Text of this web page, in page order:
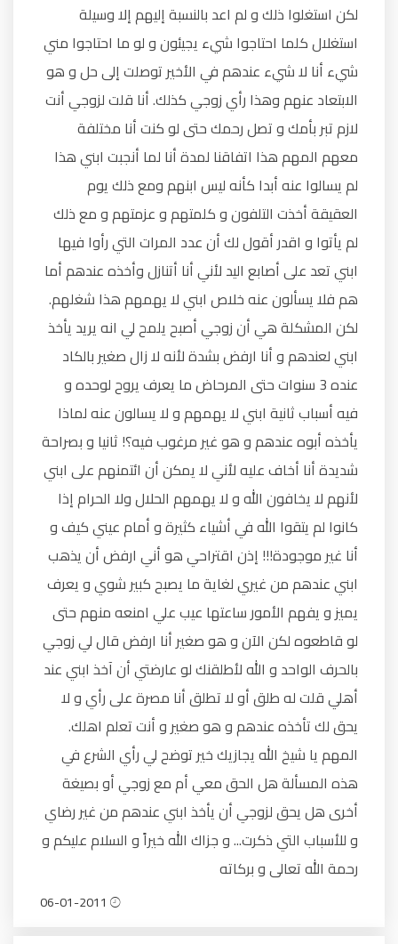
لكن استغلوا ذلك و لم اعد بالنسبة إليهم إلا وسيلة
استغلال كلما احتاجوا شيء يجيئون و لو ما احتاجوا مني
شيء أنا لا شيء عندهم في الأخير توصلت إلى حل و هو
الابتعاد عنهم وهذا رأي زوجي كذلك. أنا قلت لزوجي أنت
لازم تبر بأمك و تصل رحمك حتى لو كنت أنا مختلفة
معهم المهم هذا اتفاقنا لمدة أنا لما أنجبت ابني هذا
لم يسالوا عنه أبدا كأنه ليس ابنهم ومع ذلك يوم
العقيقة أخذت التلفون و كلمتهم و عزمتهم و مع ذلك
لم يأتوا و اقدر أقول لك أن عدد المرات التي رأوا فيها
ابني تعد على أصابع اليد لأني أنا أتنازل وأخذه عندهم أما
هم فلا يسألون عنه خلاص ابني لا يهمهم هذا شغلهم.
لكن المشكلة هي أن زوجي أصبح يلمح لي انه يريد يأخذ
ابني لعندهم و أنا ارفض بشدة لأنه لا زال صغير بالكاد
عنده 3 سنوات حتى المرحاض ما يعرف يروح لوحده و
فيه أسباب ثانية ابني لا يهمهم و لا يسالون عنه لماذا
يأخذه أبوه عندهم و هو غير مرغوب فيه؟! ثانيا و بصراحة
شديدة أنا أخاف عليه لأني لا يمكن أن ائتمنهم على ابني
لأنهم لا يخافون الله و لا يهمهم الحلال ولا الحرام إذا
كانوا لم يتقوا الله في أشياء كثيرة و أمام عيني كيف و
أنا غير موجودة!!! إذن اقتراحي هو أني ارفض أن يذهب
ابني عندهم من غيري لغاية ما يصبح كبير شوي و يعرف
يميز و يفهم الأمور ساعتها عيب علي امنعه منهم حتى
لو قاطعوه لكن الآن و هو صغير أنا ارفض قال لي زوجي
بالحرف الواحد و الله لأطلقنك لو عارضتي أن آخذ ابني عند
أهلي قلت له طلق أو لا تطلق أنا مصرة على رأي و لا
يحق لك تأخذه عندهم و هو صغير و أنت تعلم اهلك.
المهم يا شيخ الله يجازيك خير توضح لي رأي الشرع في
هذه المسألة هل الحق معي أم مع زوجي أو بصيغة
أخرى هل يحق لزوجي أن يأخذ ابني عندهم من غير رضاي
و للأسباب التي ذكرت... و جزاك الله خيراً و السلام عليكم و
رحمة الله تعالى و بركاته